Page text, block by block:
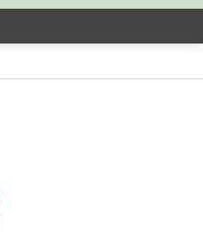
luglio, in via M.
Luigi Gallo, la